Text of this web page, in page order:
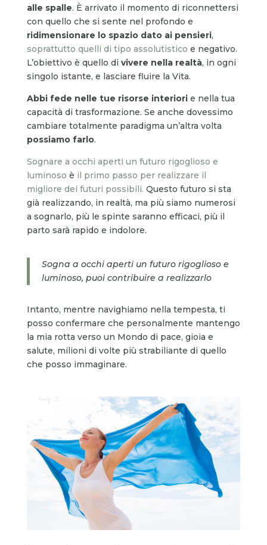
alle spalle. È arrivato il momento di riconnettersi
con quello che si sente nel profondo e
ridimensionare lo spazio dato ai pensieri,
soprattutto quelli di tipo assolutistico e negativo.
L’obiettivo è quello di vivere nella realtà, in ogni
singolo istante, e lasciare fluire la Vita.
Abbi fede nelle tue risorse interiorie nella tua
capacità di trasformazione. Se anche dovessimo
cambiare totalmente paradigma un’altra volta
possiamo farlo.
Sognare a occhi aperti un futuro rigoglioso e
luminoso è il primo passo per realizzare il
migliore dei futuri possibili. Questo futuro si sta
già realizzando, in realtà, ma più siamo numerosi
a sognarlo, più le spinte saranno efficaci, più il
parto sarà rapido e indolore.
Sogna a occhi aperti un futuro rigoglioso e
luminoso, puoi contribuire a realizzarlo
Intanto, mentre navighiamo nella tempesta, ti
posso confermare che personalmente mantengo
la mia rotta verso un Mondo di pace, gioia e
salute, milioni di volte più strabiliante di quello
che posso immaginare.